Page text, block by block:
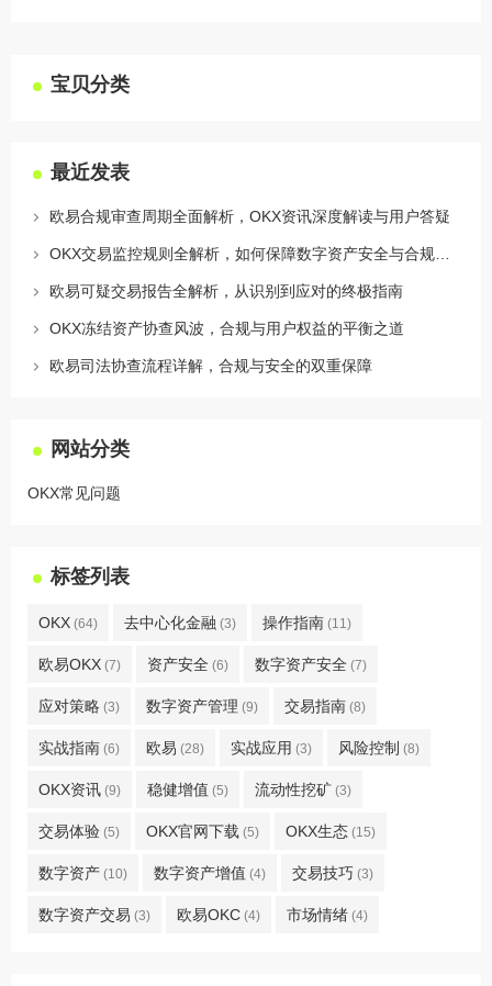
宝贝分类
最近发表
欧易合规审查周期全面解析，OKX资讯深度解读与用户答疑
欧易可疑交易报告全解析，从识别到应对的终极指南
OKX冻结资产协查风波，合规与用户权益的平衡之道
欧易司法协查流程详解，合规与安全的双重保障
网站分类
OKX常见问题
标签列表
OKX (64) 去中心化金融 (3) 操作指南 (11)
欧易OKX (7) 资产安全 (6) 数字资产安全 (7)
应对策略 (3) 数字资产管理 (9) 交易指南 (8)
实战指南 (6) 欧易 (28) 实战应用 (3) 风险控制 (8)
OKX资讯 (9) 稳健增值 (5) 流动性挖矿 (3)
交易体验 (5) OKX官网下载 (5) OKX生态 (15)
数字资产 (10) 数字资产增值 (4) 交易技巧 (3)
数字资产交易 (3) 欧易OKC (4) 市场情绪 (4)